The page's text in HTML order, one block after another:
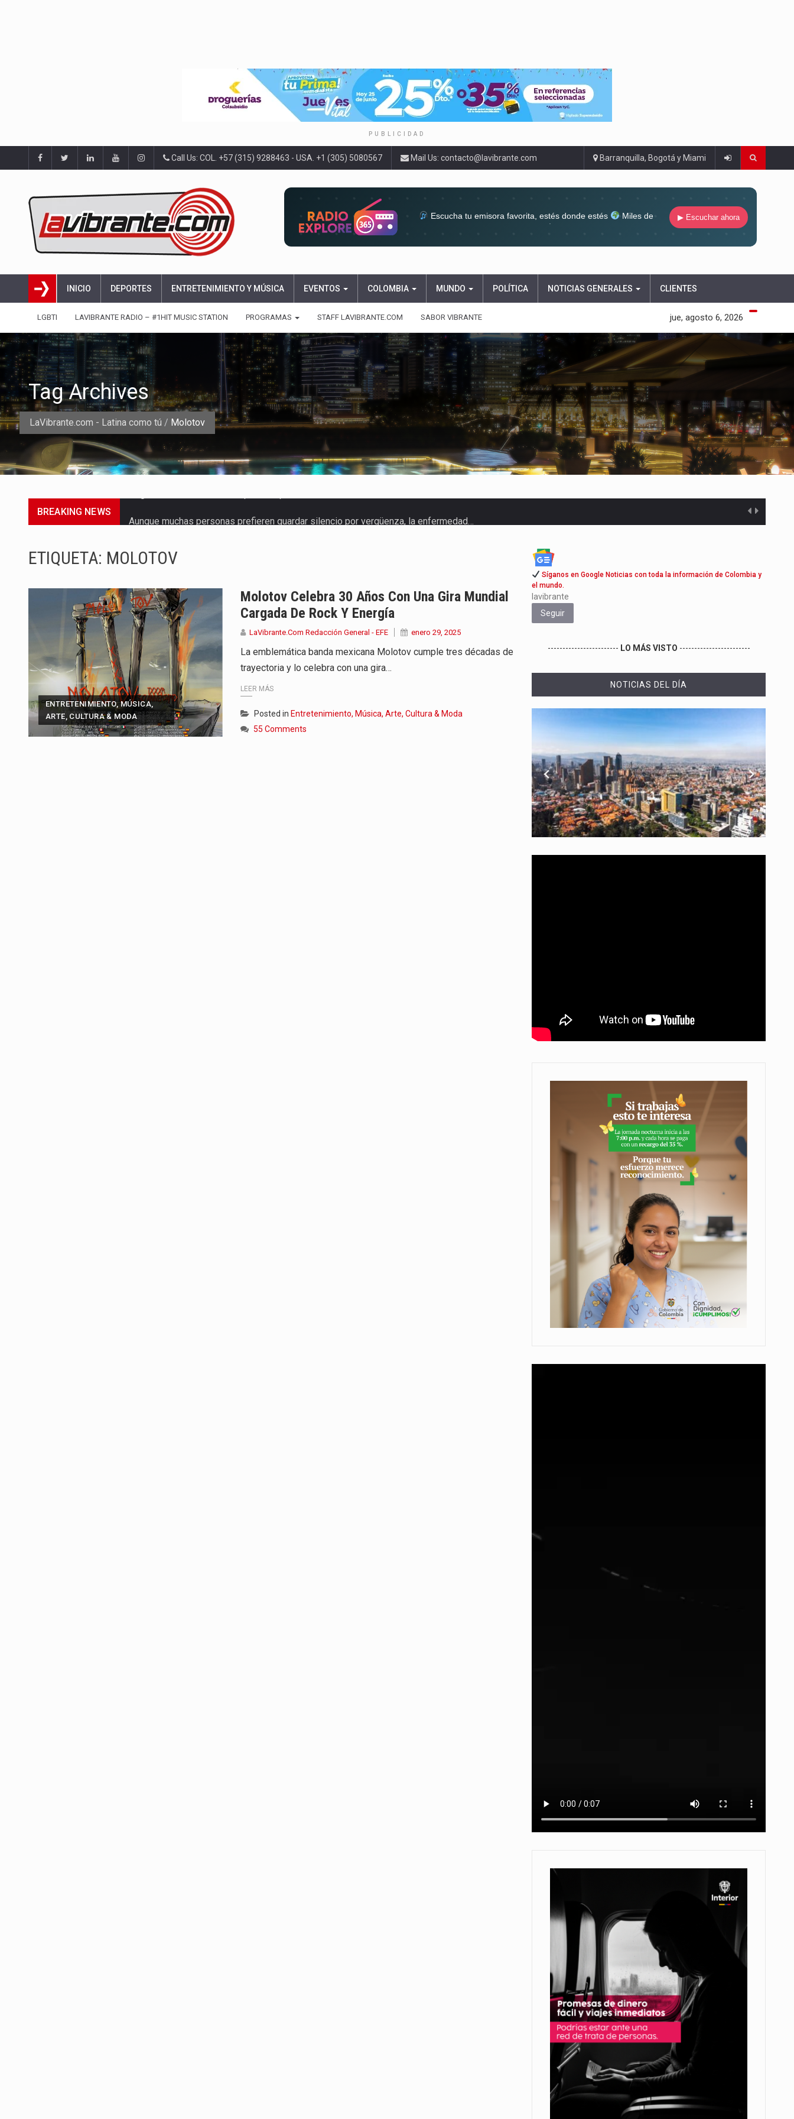
PUBLICIDAD
Call Us: COL. +57 (315) 9288463 - USA. +1 (305) 5080567 Mail Us: contacto@lavibrante.com Barranquilla, Bogotá y Miami
Escucha tu emisora favorita, estés donde estés
Miles de
▶ Escuchar ahora
INICIO DEPORTES ENTRETENIMIENTO Y MÚSICA EVENTOS COLOMBIA MUNDO POLÍTICA NOTICIAS GENERALES CLIENTES
LGBTI LAVIBRANTE RADIO – #1HIT MUSIC STATION PROGRAMAS STAFF LAVIBRANTE.COM SABOR VIBRANTE jue, agosto 6, 2026
LaVibrante.com - Latina como tú / Molotov
Tag Archives
BREAKING NEWS
En un entorno cada vez más competitivo, las pequeñas y…
El gobierno de Gustavo Petro llega a su fin dejando…
La decisión del Pacto Histórico de no asistir a la…
Las autoridades de Cali pusieron en marcha uno de los…
Con el cierre del mandato de Gustavo Petro, también llega…
El nuevo sello discográfico fue presentado en Bogotá con un…
La Fundación para el Desarrollo Social, Ecológico y Cultural del…
ETIQUETA: MOLOTOV
ENTRETENIMIENTO, MÚSICA,
ARTE, CULTURA & MODA
Molotov Celebra 30 Años Con Una Gira Mundial
Cargada De Rock Y Energía
LaVibrante.Com Redacción General - EFE enero 29, 2025
La emblemática banda mexicana Molotov cumple tres décadas de
trayectoria y lo celebra con una gira…
LEER MÁS
Posted in Entretenimiento, Música, Arte, Cultura & Moda
55 Comments
Síganos en Google Noticias con toda la información de Colombia y
el mundo.
lavibrante
Seguir
------------------------ LO MÁS VISTO ------------------------
NOTICIAS DEL DÍA